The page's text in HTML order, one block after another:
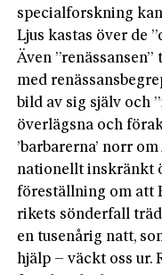
specialforskning
Ljus kastas över de
Även
med
bild av sig själv och
överlägsna och
’barbarerna’ norr
nationellt inskränkt
föreställning om att
rikets sönderfall
en tusenårig natt,
hjälp – väckt oss ur.